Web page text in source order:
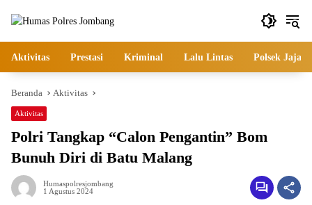
Aktivitas Prestasi Kriminal Lalu Lintas Polsek
Beranda Aktivitas
Aktivitas
Polri Tangkap “Calon Pengantin” Bom
Bunuh Diri di Batu Malang
Humaspolresjombang
1 Agustus 2024